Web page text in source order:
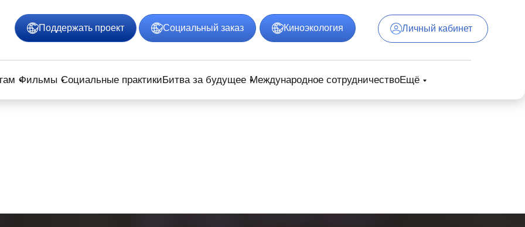
Фильмы Социальные практикиБитва за будущее Международное сотрудничествоЕщё
Личный кабинет
Социальный заказ
Поддержать проект Киноэкология